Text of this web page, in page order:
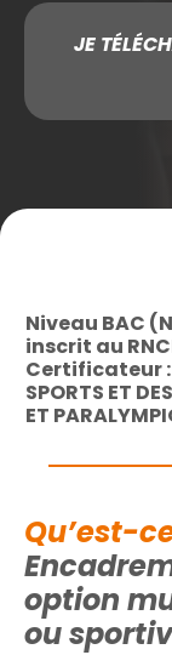
JE
Niveau BAC
inscrit au
Certificateur :
SPORTS ET
ET
Qu’est-
option
ou